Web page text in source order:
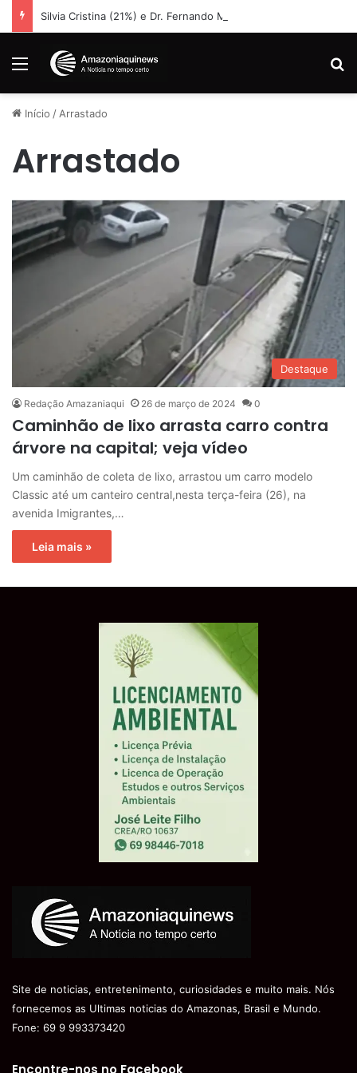
Menu
Início / Arrastado
Arrastado
Destaque
Redação Amazaniaqui 26 de março de 2024 0
Caminhão de lixo arrasta carro contra
árvore na capital; veja vídeo
Um caminhão de coleta de lixo, arrastou um carro modelo
Classic até um canteiro central,nesta terça-feira (26), na
avenida Imigrantes,…
Leia mais »
Site de noticias, entretenimento, curiosidades e muito mais. Nós
fornecemos as Ultimas noticias do Amazonas, Brasil e Mundo.
Fone: 69 9 993373420